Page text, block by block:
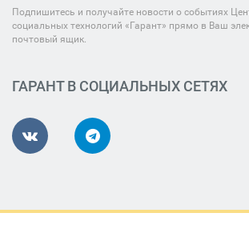
Подпишитесь и получайте новости о событиях
социальных технологий «Гарант» прямо в Ваш
почтовый ящик.
ГАРАНТ В СОЦИАЛЬНЫХ СЕТЯХ